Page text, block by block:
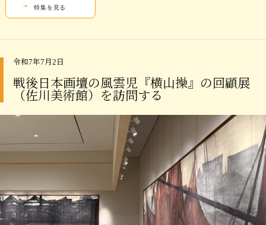
特集を見る
令和7年7月2日
戦後日本画壇の風雲児『横山操』の回顧展
（佐川美術館）を訪問する